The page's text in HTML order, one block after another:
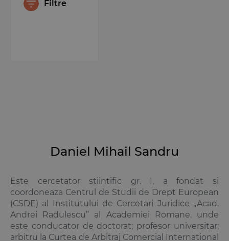
Filtre
Daniel Mihail Sandru
Este cercetator stiintific gr. I, a fondat si
coordoneaza Centrul de Studii de Drept European
(CSDE) al Institutului de Cercetari Juridice „Acad.
Andrei Radulescu” al Academiei Romane, unde
este conducator de doctorat; profesor universitar;
arbitru la Curtea de Arbitraj Comercial International